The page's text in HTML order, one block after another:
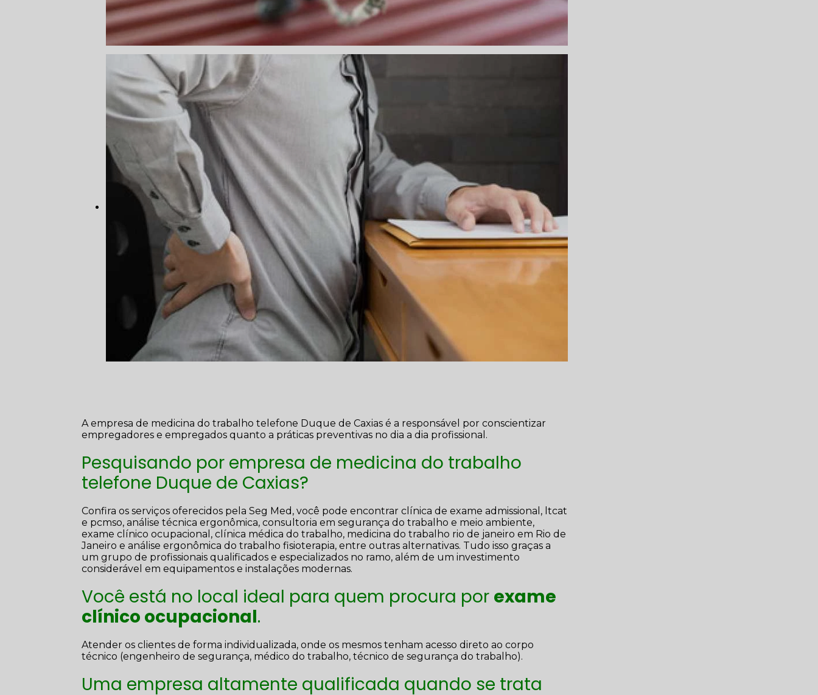
A empresa de medicina do trabalho telefone Duque de Caxias é a responsável por conscientizar
empregadores e empregados quanto a práticas preventivas no dia a dia profissional.
Pesquisando por empresa de medicina do trabalho
telefone Duque de Caxias?
Confira os serviços oferecidos pela Seg Med, você pode encontrar clínica de exame admissional, ltcat
e pcmso, análise técnica ergonômica, consultoria em segurança do trabalho e meio ambiente,
exame clínico ocupacional, clínica médica do trabalho, medicina do trabalho rio de janeiro em Rio de
Janeiro e análise ergonômica do trabalho fisioterapia, entre outras alternativas. Tudo isso graças a
um grupo de profissionais qualificados e especializados no ramo, além de um investimento
considerável em equipamentos e instalações modernas.
Você está no local ideal para quem procura por exame
clínico ocupacional.
Atender os clientes de forma individualizada, onde os mesmos tenham acesso direto ao corpo
técnico (engenheiro de segurança, médico do trabalho, técnico de segurança do trabalho).
Uma empresa altamente qualificada quando se trata